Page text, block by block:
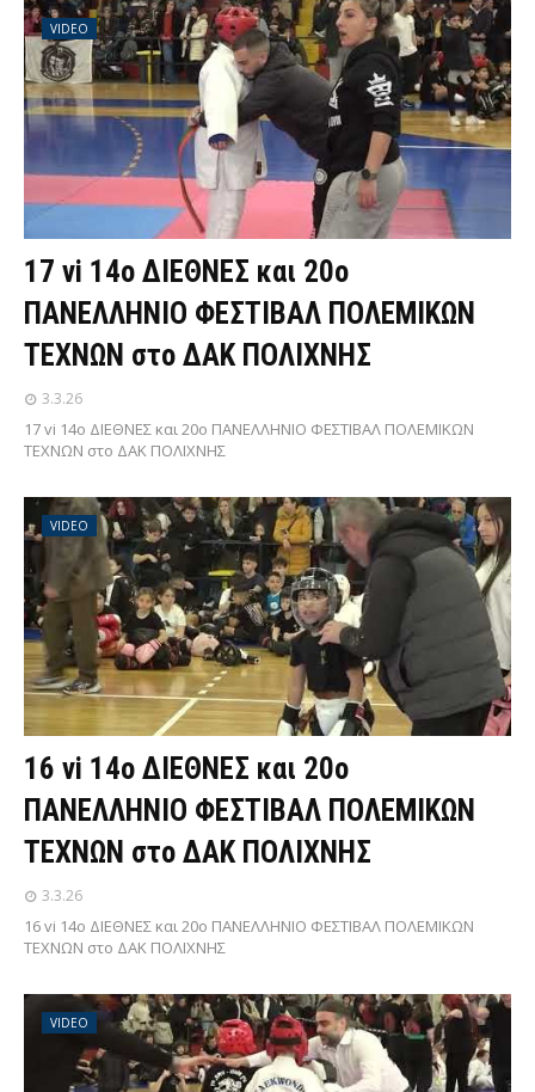
VIDEO
17 vi 14ο ΔΙΕΘΝΕΣ και 20ο
ΠΑΝΕΛΛΗΝΙΟ ΦΕΣΤΙΒΑΛ ΠΟΛΕΜΙΚΩΝ
ΤΕΧΝΩΝ στο ΔΑΚ ΠΟΛΙΧΝΗΣ
3.3.26
17 vi 14ο ΔΙΕΘΝΕΣ και 20ο ΠΑΝΕΛΛΗΝΙΟ ΦΕΣΤΙΒΑΛ ΠΟΛΕΜΙΚΩΝ
ΤΕΧΝΩΝ στο ΔΑΚ ΠΟΛΙΧΝΗΣ
VIDEO
16 vi 14ο ΔΙΕΘΝΕΣ και 20ο
ΠΑΝΕΛΛΗΝΙΟ ΦΕΣΤΙΒΑΛ ΠΟΛΕΜΙΚΩΝ
ΤΕΧΝΩΝ στο ΔΑΚ ΠΟΛΙΧΝΗΣ
3.3.26
16 vi 14ο ΔΙΕΘΝΕΣ και 20ο ΠΑΝΕΛΛΗΝΙΟ ΦΕΣΤΙΒΑΛ ΠΟΛΕΜΙΚΩΝ
ΤΕΧΝΩΝ στο ΔΑΚ ΠΟΛΙΧΝΗΣ
VIDEO